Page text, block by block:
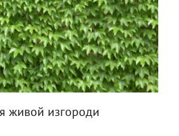
живой изгороди